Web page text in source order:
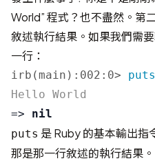
World” 程式？也不盡然。第
敘述執行結果。如果我們需
一行：
irb(main):002:0> puts
=>
nil
puts 是 Ruby 的基本輸出指
那是那一行敘述的執行結果。